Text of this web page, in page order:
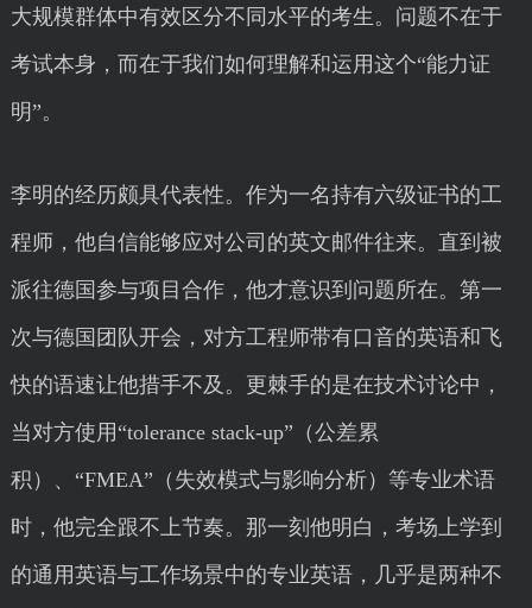
大规模群体中有效区分不同水平的考生。问题不在于
考试本身，而在于我们如何理解和运用这个“能力证
明”。
李明的经历颇具代表性。作为一名持有六级证书的工
程师，他自信能够应对公司的英文邮件往来。直到被
派往德国参与项目合作，他才意识到问题所在。第一
次与德国团队开会，对方工程师带有口音的英语和飞
快的语速让他措手不及。更棘手的是在技术讨论中，
当对方使用“tolerance stack-up”（公差累
积）、“FMEA”（失效模式与影响分析）等专业术语
时，他完全跟不上节奏。那一刻他明白，考场上学到
的通用英语与工作场景中的专业英语，几乎是两种不